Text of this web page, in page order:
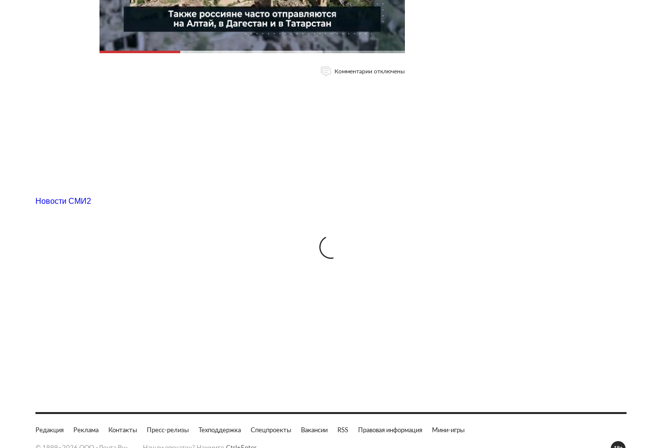
Комментарии отключены
Новости СМИ2
Редакция Реклама Контакты Пресс-релизы Техподдержка Спецпроекты Вакансии RSS Правовая информация Мини-игры